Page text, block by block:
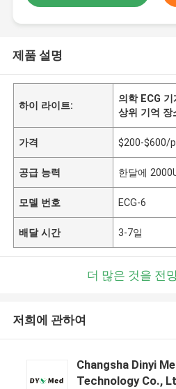
제품 설명
하이 라이트:
의학 ECG 기
상위 기억 장
가격 $200-$600/
공급 능력 한달에
모델 번호 ECG-6
배달 시간 3-7일
더 많은 것을 전
저희에 관하여
Changsha Dinyi
Technology Co.,